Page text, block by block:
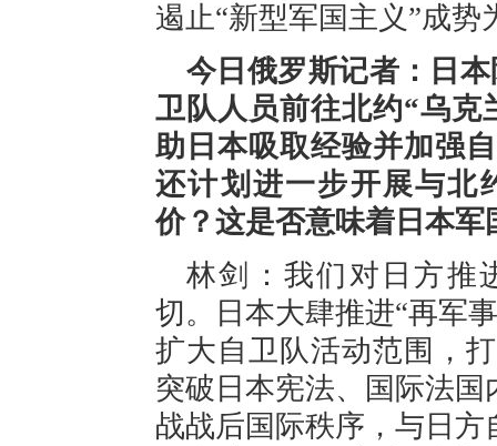
遏止“新型军国主义”成势
今日俄罗斯记者：日
卫队人员前往北约“乌克
助日本吸取经验并加强
还计划进一步开展与北
价？这是否意味着日本
林剑：我们对日方推
切。日本大肆推进“再军
扩大自卫队活动范围，
突破日本宪法、国际法国
战战后国际秩序，与日方